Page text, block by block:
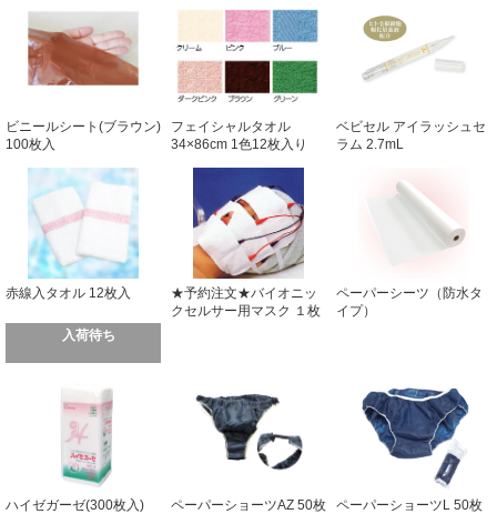
ビニールシート(ブラウン)
100枚入
フェイシャルタオル
34×86cm 1色12枚入り
ベビセル アイラッシュセ
ラム 2.7mL
赤線入タオル 12枚入
入荷待ち
★予約注文★バイオニッ
クセルサー用マスク １枚
ペーパーシーツ（防水タ
イプ）
ハイゼガーゼ(300枚入)
ペーパーショーツAZ 50枚
ペーパーショーツL 50枚